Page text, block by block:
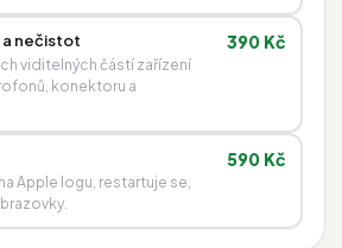
a nečistot
viditelných částí zařízení
konektoru a
390 Kč
Apple logu, restartuje se,
590 Kč